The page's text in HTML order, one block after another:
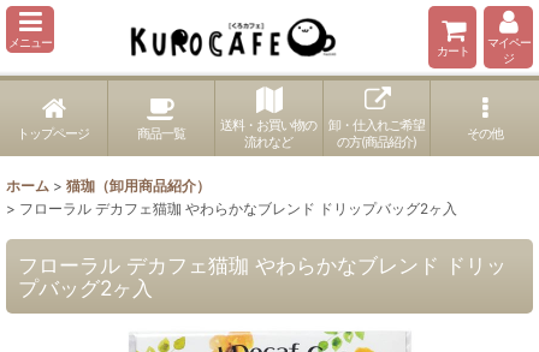
メニュー
カート
マイペー
ジ
トップページ 商品一覧
送料・お買い物の
流れなど
卸・仕入れご希望
の方(商品紹介)
その他
ホーム > 猫珈（卸用商品紹介）
> フローラル デカフェ猫珈 やわらかなブレンド ドリップバッグ2ヶ入
フローラル デカフェ猫珈 やわらかなブレンド ドリッ
プバッグ2ヶ入